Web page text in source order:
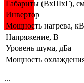
Габариты (ВхШхГ),
Инвертор
Мощность нагрева,
Напряжение, В
Уровень шума, дБа
Мощность
...